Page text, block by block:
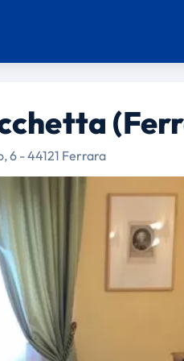
6 - 44121 Ferrara